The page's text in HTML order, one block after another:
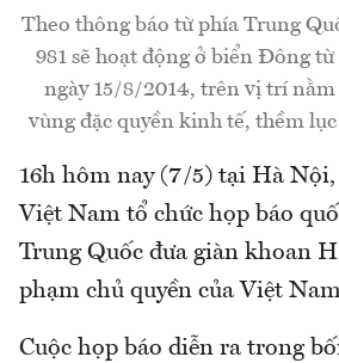
Theo thông báo từ phía Trung
981 sẽ hoạt động ở biển Đông
ngày 15/8/2014, trên vị trí
vùng đặc quyền kinh tế, thềm
16h hôm nay (7/5) tại Hà
Việt Nam tổ chức họp báo
Trung Quốc đưa giàn khoan
phạm chủ quyền của Việt
Cuộc họp báo diễn ra trong